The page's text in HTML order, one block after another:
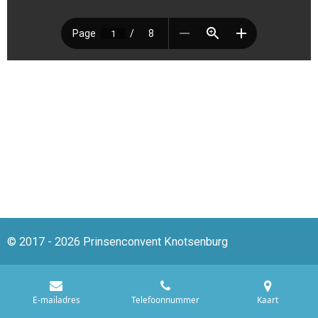
© 2017 - 2026 Prinsenconvent Knotsenburg
E-mailadres Telefoonnummer Kaart